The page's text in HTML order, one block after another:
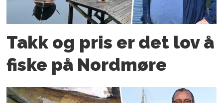
Takk og pris er det lov å
fiske på Nordmøre